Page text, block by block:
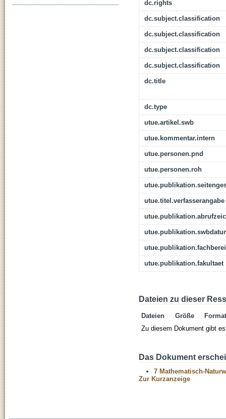
dc.rights
dc.subject.classification
dc.subject.classification
dc.subject.classification
dc.subject.classification
dc.title
dc.type
utue.artikel.swb
utue.kommentar.intern
utue.personen.pnd
utue.personen.roh
utue.titel.verfasserangabe
utue.publikation.fakultaet
Dateien zu dieser
Dateien Größe
Format
Zu diesem Dokument gibt
Das Dokument
7 Mathematisch-
Zur Kurzanzeige